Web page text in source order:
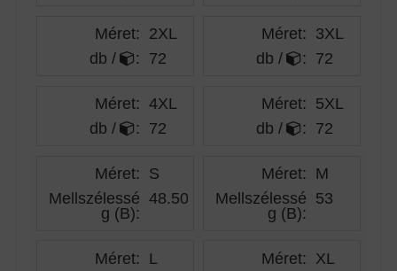
Méret: 2XL
db /
: 72
Méret: 3XL
db /
: 72
Méret: 4XL
db /
: 72
Méret: 5XL
db /
: 72
Méret: S
Mellszélessé
g (B):
48.50
Méret: M
Mellszélessé
g (B):
53
Méret: L
Méret: XL